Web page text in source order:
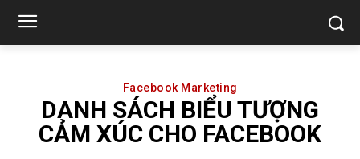
Facebook Marketing
DANH SÁCH BIỂU TƯỢNG
CẢM XÚC CHO FACEBOOK